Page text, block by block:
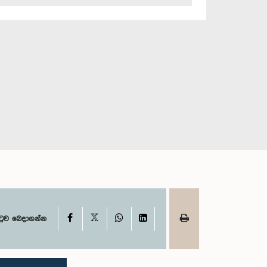
බෙදාගන්න Facebook WhatsAppLinkedIn